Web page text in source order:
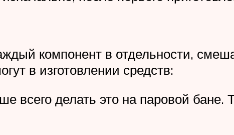
компонент в отдельности,
в изготовлении средств:
всего делать это на паровой бане.